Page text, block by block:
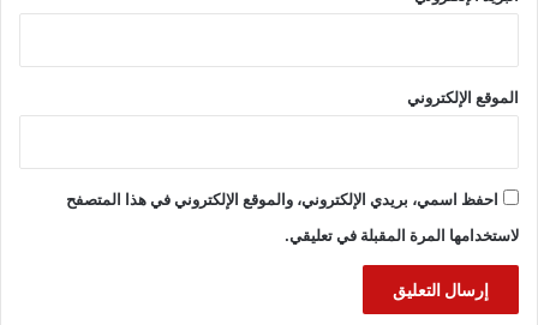
الموقع الإلكتروني
احفظ اسمي، بريدي الإلكتروني، والموقع الإلكتروني في هذا المتصفح
لاستخدامها المرة المقبلة في تعليقي.